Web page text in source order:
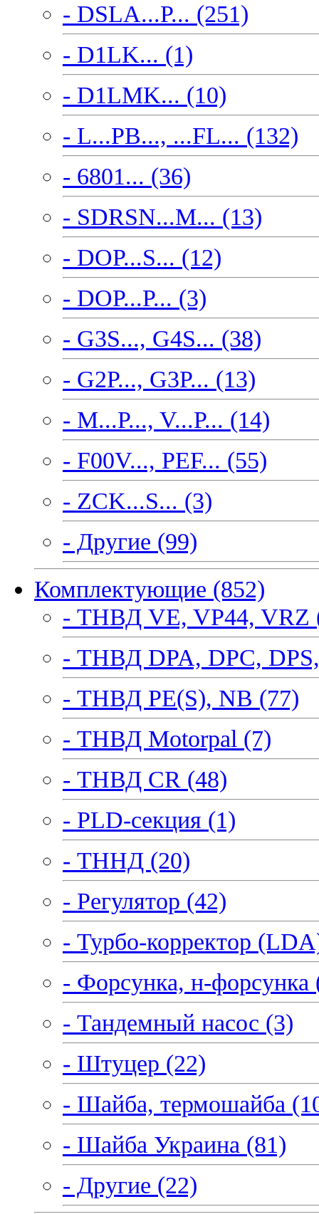
- DSLA...P... (251)
- D1LK... (1)
- D1LMK... (10)
- L...PB..., ...FL... (132)
- 6801... (36)
- SDRSN...M... (13)
- DOP...S... (12)
- DOP...P... (3)
- G3S..., G4S... (38)
- G2P..., G3P... (13)
- M...P..., V...P... (14)
- F00V..., PEF... (55)
- ZCK...S... (3)
- Другие (99)
Комплектующие (852)
- ТНВД VE, VP44, VRZ
- ТНВД DPA, DPC,
- ТНВД PE(S), NB (77)
- ТНВД Motorpal (7)
- ТНВД CR (48)
- PLD-секция (1)
- ТННД (20)
- Регулятор (42)
- Турбо-корректор
- Форсунка, н-форсунка
- Тандемный насос (3)
- Штуцер (22)
- Шайба, термошайба
- Шайба Украина (81)
- Другие (22)